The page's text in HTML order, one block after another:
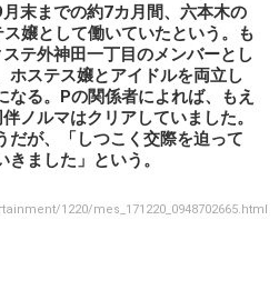
末までの約7カ月間、六本木の
嬢として働いていたという。も
テ外神田一丁目のメンバーとし
ホステス嬢とアイドルを両立し
なる。Pの関係者によれば、もえ
ノルマはクリアしていました。
だが、「しつこく交際を迫って
ました」という。
1220/mes_171220_0948702665.html